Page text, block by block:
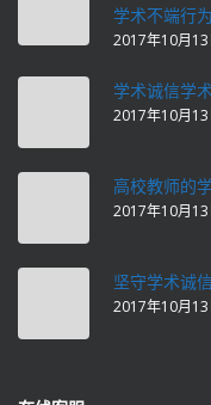
学术不端行
2017年10月13
学术诚信学
2017年10月13
高校教师的
2017年10月13
坚守学术诚
2017年10月13